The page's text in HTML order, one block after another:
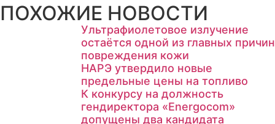
ПОХОЖИЕ НОВОСТИ
Ультрафиолетовое излучение
остаётся одной из главных причин
повреждения кожи
НАРЭ утвердило новые
предельные цены на топливо
К конкурсу на должность
гендиректора «Energocom»
допущены два кандидата